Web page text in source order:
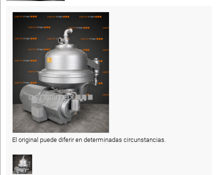
El original puede diferir en determinadas circunstancias.